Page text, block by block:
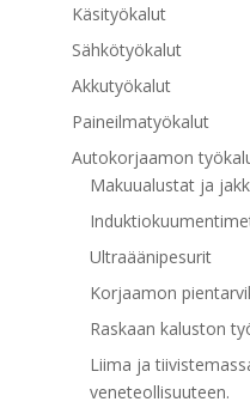
Käsityökalut
Sähkötyökalut
Akkutyökalut
Paineilmatyökalut
Autokorjaamon
Makuualustat ja
Ultraäänipesurit
Korjaamon
Raskaan kaluston
Liima ja
veneteollisuuteen.